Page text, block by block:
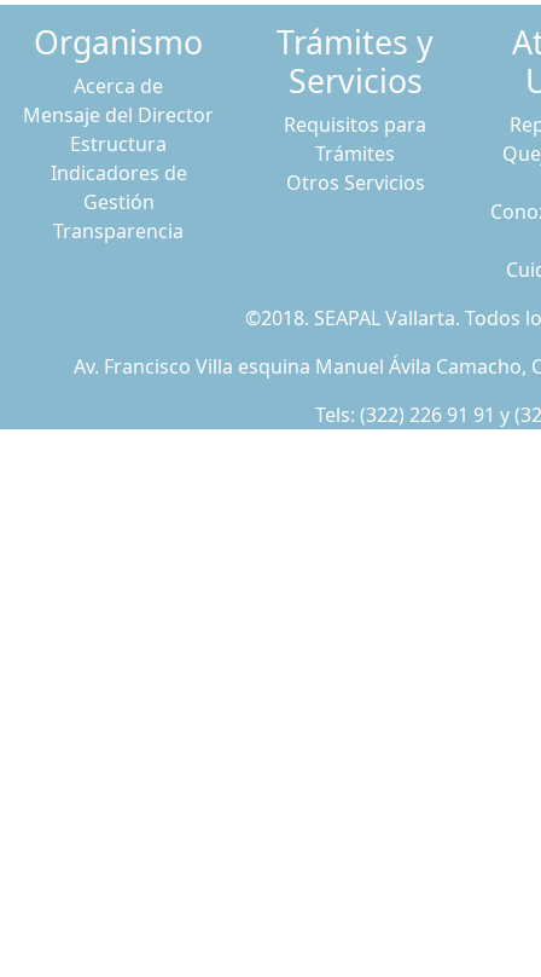
Organismo
Acerca de
Mensaje del Director
Estructura
Indicadores de
Gestión
Transparencia
Trámites y
Servicios
Requisitos para
Trámites
Otros Servicios
©2018. SEAPAL Vallarta. Todos
Av. Francisco Villa esquina Manuel Ávila Camacho,
Tels: (322) 226 91 91 y